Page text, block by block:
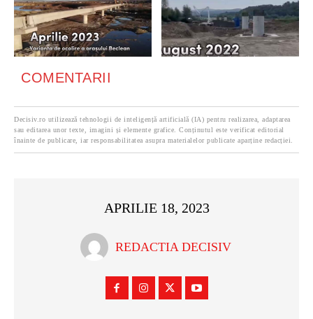
COMENTARII
Decisiv.ro utilizează tehnologii de inteligență artificială (IA) pentru realizarea, adaptarea
sau editarea unor texte, imagini și elemente grafice. Conținutul este verificat editorial
înainte de publicare, iar responsabilitatea asupra materialelor publicate aparține redacției.
APRILIE 18, 2023
REDACTIA DECISIV